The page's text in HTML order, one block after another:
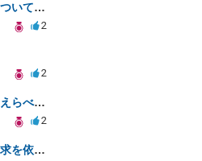
名字と名前変更に必要なものについて知りたい
2
2
名字の変更で両親の名字以外をえらべるのか？
2
弁護士に浮気相手への慰謝料請求を依頼する費用相場は？